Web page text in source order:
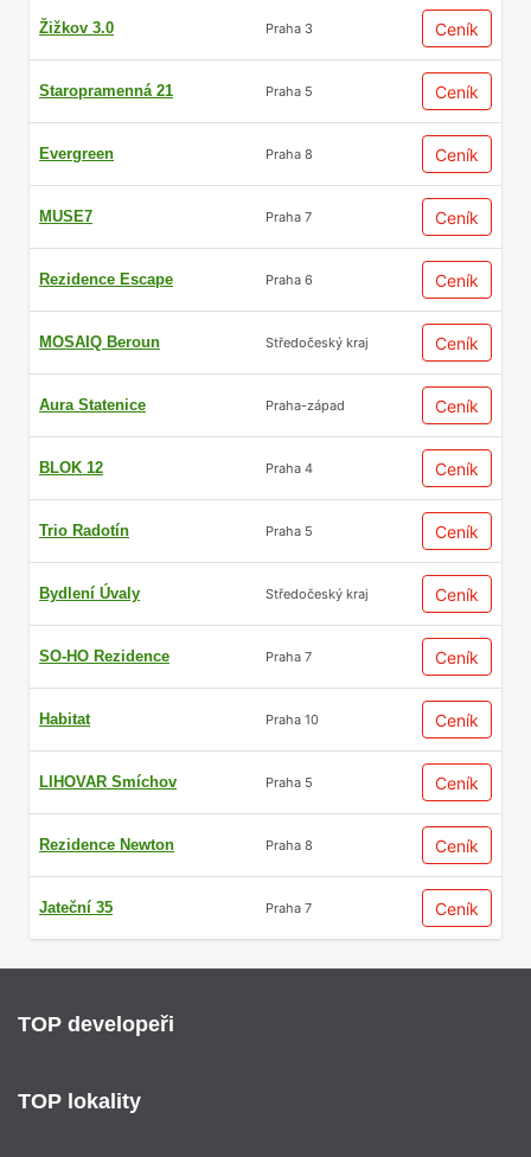
Žižkov 3.0 Praha 3 Ceník
Staropramenná 21 Praha 5 Ceník
Evergreen Praha 8 Ceník
MUSE7 Praha 7 Ceník
Rezidence Escape Praha 6 Ceník
MOSAIQ Beroun Středočeský kraj Ceník
Aura Statenice Praha-západ Ceník
BLOK 12 Praha 4 Ceník
Trio Radotín Praha 5 Ceník
Bydlení Úvaly Středočeský kraj Ceník
SO-HO Rezidence Praha 7 Ceník
Habitat Praha 10 Ceník
LIHOVAR Smíchov Praha 5 Ceník
Rezidence Newton Praha 8 Ceník
Jateční 35 Praha 7 Ceník
TOP developeři
TOP lokality